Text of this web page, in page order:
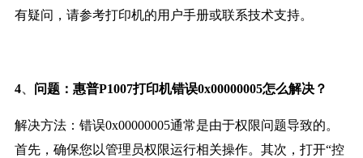
有疑问，请参考打印机的用户手册或联系技术支持。
4、 问题：惠普P1007打印机错误0x00000005怎么解决？
解决方法：错误0x00000005通常是由于权限问题导致的。
首先，确保您以管理员权限运行相关操作。其次，打开“控